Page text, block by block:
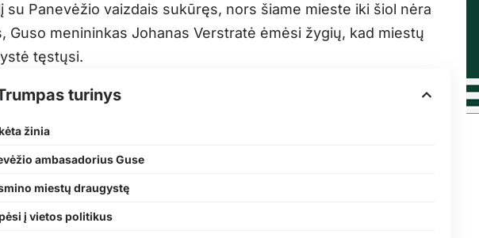
su Panevėžio vaizdais sukūręs, nors šiame mieste iki šiol nėra
Guso menininkas Johanas Verstratė ėmėsi žygių, kad miestų
tęstųsi.
turinys
žinia
ambasadorius Guse
miestų draugystę
į vietos politikus